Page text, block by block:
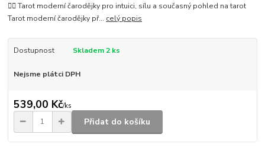
🧙‍♀️ Tarot moderní čarodějky pro intuici, sílu a současný pohled na tarot
Tarot moderní čarodějky př... celý popis
Dostupnost Skladem 2 ks
Nejsme plátci DPH
539,00 Kč/ks
Přidat do košíku